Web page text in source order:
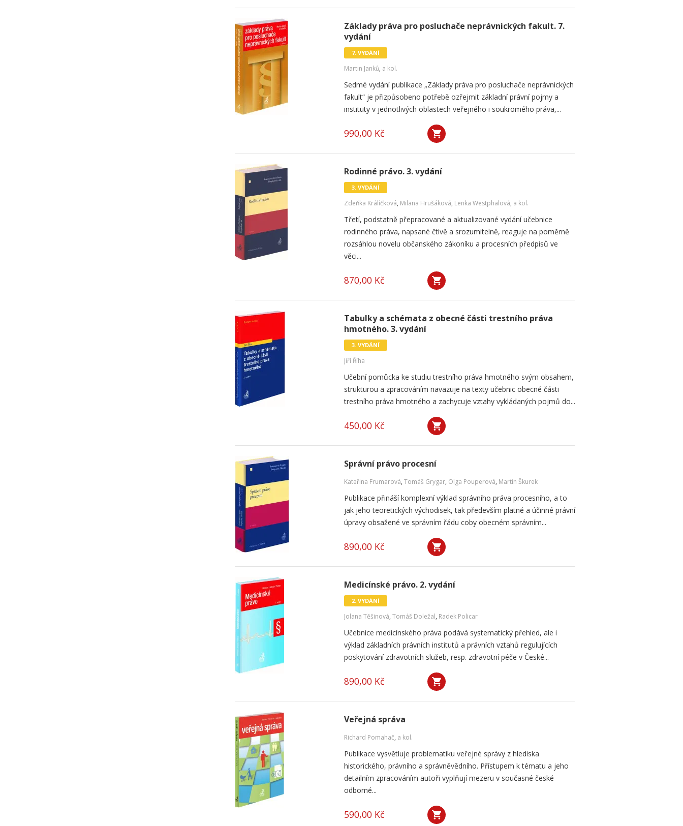
Základy práva pro posluchače neprávnických fakult. 7.
vydání
7. VYDÁNÍ
Martin Janků, a kol.
Sedmé vydání publikace „Základy práva pro posluchače neprávnických
fakult“ je přizpůsobeno potřebě ozřejmit základní právní pojmy a
instituty v jednotlivých oblastech veřejného i soukromého práva,...
990,00 Kč
Rodinné právo. 3. vydání
3. VYDÁNÍ
Zdeňka Králíčková, Milana Hrušáková, Lenka Westphalová, a kol.
Třetí, podstatně přepracované a aktualizované vydání učebnice
rodinného práva, napsané čtivě a srozumitelně, reaguje na poměrně
rozsáhlou novelu občanského zákoníku a procesních předpisů ve
věci...
870,00 Kč
Tabulky a schémata z obecné části trestního práva
hmotného. 3. vydání
3. VYDÁNÍ
Jiří Říha
Učební pomůcka ke studiu trestního práva hmotného svým obsahem,
strukturou a zpracováním navazuje na texty učebnic obecné části
trestního práva hmotného a zachycuje vztahy vykládaných pojmů do...
450,00 Kč
Správní právo procesní
Kateřina Frumarová, Tomáš Grygar, Olga Pouperová, Martin Škurek
Publikace přináší komplexní výklad správního práva procesního, a to
jak jeho teoretických východisek, tak především platné a účinné právní
úpravy obsažené ve správním řádu coby obecném správním...
890,00 Kč
Medicínské právo. 2. vydání
2. VYDÁNÍ
Jolana Těšinová, Tomáš Doležal, Radek Policar
Učebnice medicínského práva podává systematický přehled, ale i
výklad základních právních institutů a právních vztahů regulujících
poskytování zdravotních služeb, resp. zdravotní péče v České...
890,00 Kč
Veřejná správa
Richard Pomahač, a kol.
Publikace vysvětluje problematiku veřejné správy z hlediska
historického, právního a správněvědního. Přístupem k tématu a jeho
detailním zpracováním autoři vyplňují mezeru v současné české
odborné...
590,00 Kč